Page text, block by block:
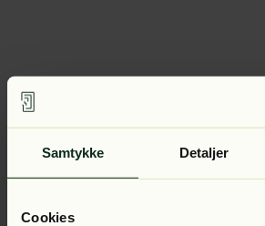
Samtykke Detaljer
Cookies